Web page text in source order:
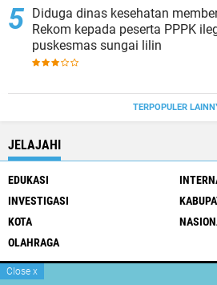
Diduga dinas kesehatan
Rekom kepada peserta PPPK ilegal dari
puskesmas sungai lilin
TERPOPULER
JELAJAHI
EDUKASI
INVESTIGASI
KOTA
OLAHRAGA
Close x